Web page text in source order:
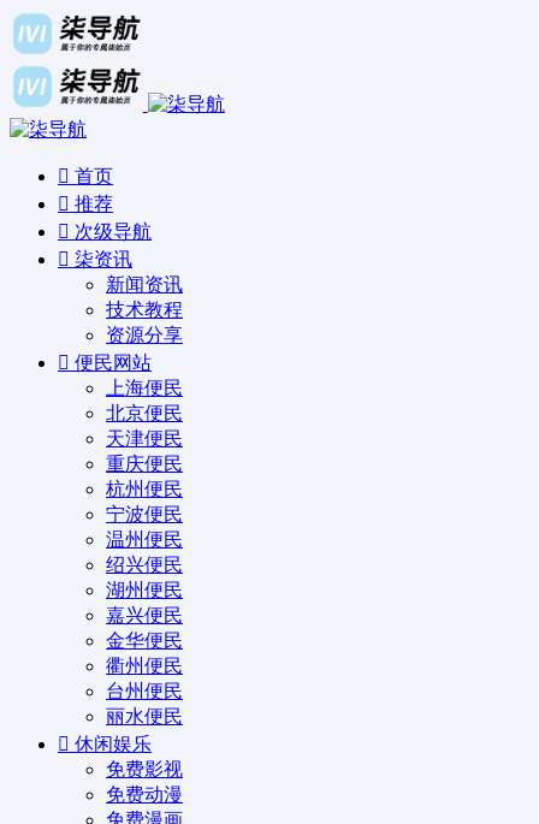
首页
推荐
次级导航
柒资讯
新闻资讯
技术教程
资源分享
便民网站
上海便民
北京便民
天津便民
重庆便民
杭州便民
宁波便民
温州便民
绍兴便民
湖州便民
嘉兴便民
金华便民
衢州便民
台州便民
丽水便民
休闲娱乐
免费影视
免费动漫
免费漫画